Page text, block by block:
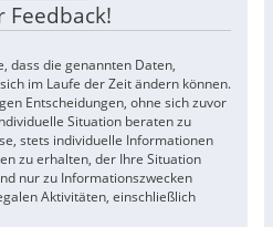
Feedback!
dass die genannten Daten,
im Laufe der Zeit ändern können.
Entscheidungen, ohne sich zuvor
Situation beraten zu
stets individuelle Informationen
zu erhalten, der Ihre Situation
nur zu Informationszwecken
Aktivitäten, einschließlich